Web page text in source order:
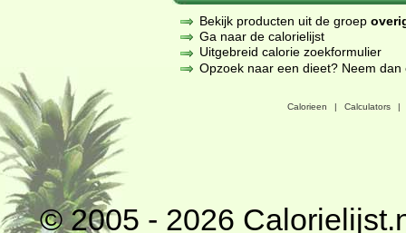
Bekijk producten uit de groep
Ga naar de calorielijst
Uitgebreid calorie zoekformulier
Opzoek naar een dieet? Neem
Calorieen | Calculators |
© 2005 - 2026